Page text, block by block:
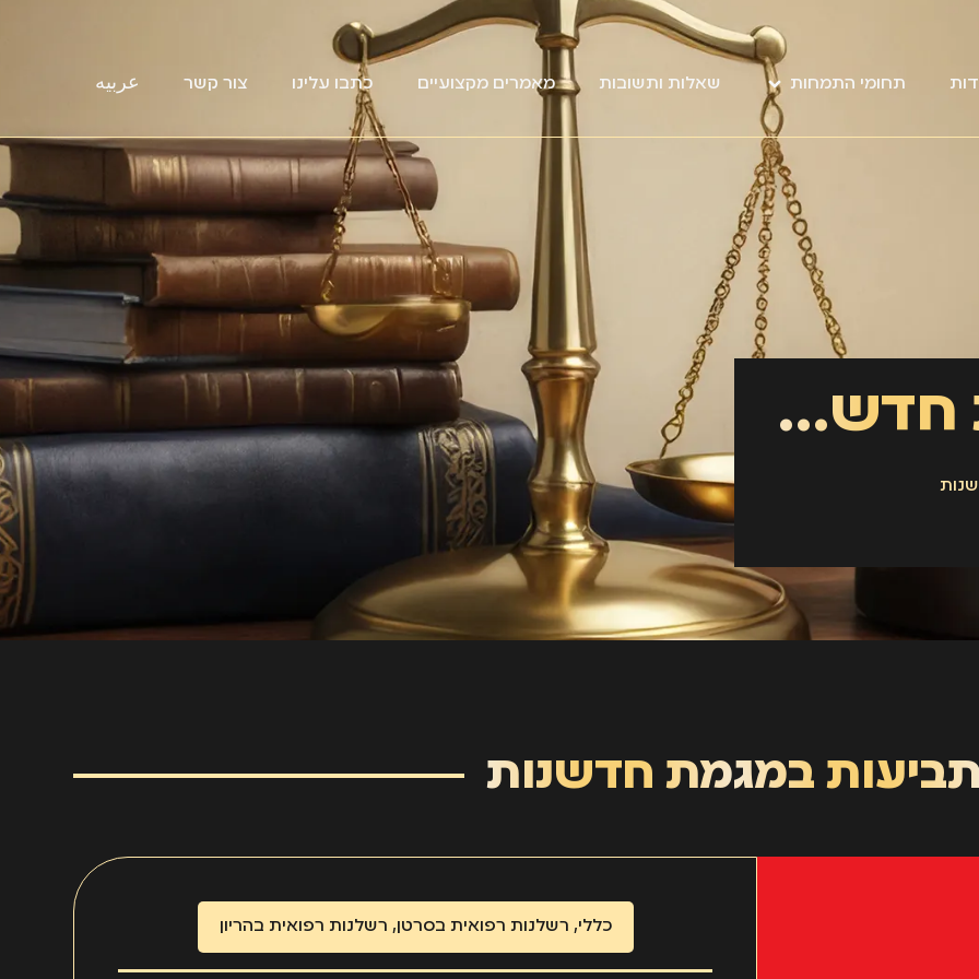
תחומי התמחות שאלות ותשובות מאמרים מקצועיים כתבו עלינו צור קשר عربيه
תביעות במגמת חדשנות
במגמת חדשנות
כללי, רשלנות רפואית בסרטן, רשלנות רפואית בהריון